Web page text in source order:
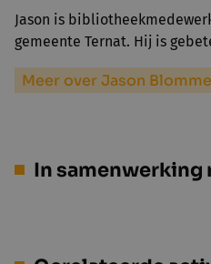
Jason is
gemeente Ternat. Hij is
Meer over Jason Blomme
In samenwerking